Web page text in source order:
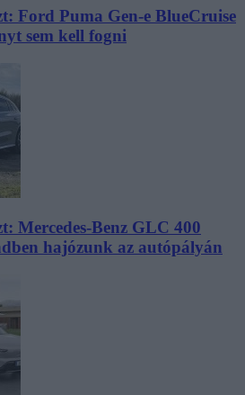
Ford Puma Gen-e BlueCruise
sem kell fogni
Mercedes-Benz GLC 400
hajózunk az autópályán